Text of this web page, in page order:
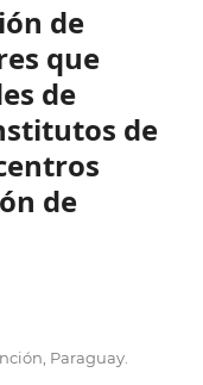
de
que
de
de
de
Paraguay.